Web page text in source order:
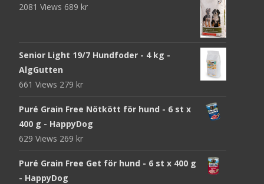
2081 Views 689 kr
Senior Light 19/7 Hundfoder - 4 kg -
AlgGutten
661 Views 279 kr
Puré Grain Free Nötkött för hund - 6 st x
400 g - HappyDog
629 Views 269 kr
Puré Grain Free Get för hund - 6 st x 400 g
- HappyDog